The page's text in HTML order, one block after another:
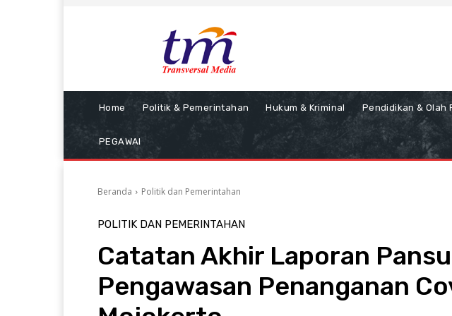
Home Politik & Pemerintahan Hukum & Kriminal Pendidikan & Olah
PEGAWAI
Beranda Politik dan Pemerintahan
POLITIK DAN PEMERINTAHAN
Catatan Akhir Laporan
Pengawasan Penanganan